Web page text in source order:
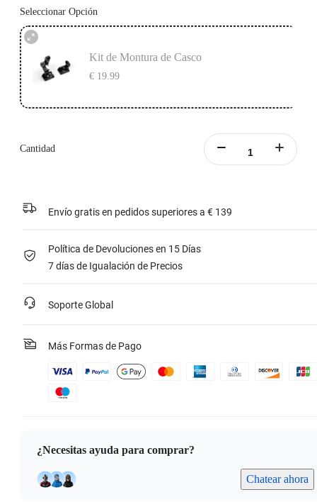
Seleccionar Opción
Kit de Montura de Casco
€ 19.99
Cantidad
Envío gratis en pedidos superiores a € 139
Política de Devoluciones en 15 Días
7 días de Igualación de Precios
Soporte Global
Más Formas de Pago
¿Necesitas ayuda para comprar?
Chatear ahora